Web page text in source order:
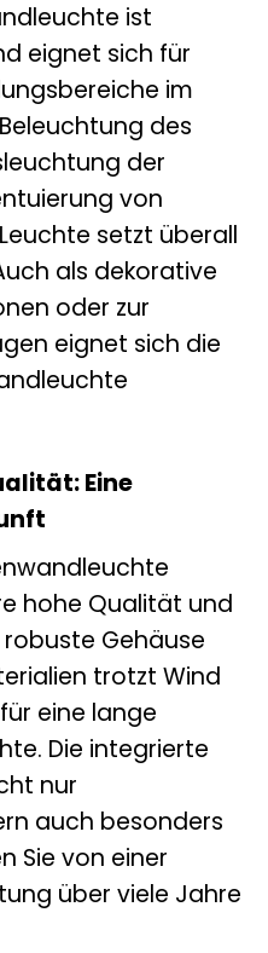
ist
eignet sich für
im
des
der
von
setzt überall
als dekorative
oder zur
eignet sich die
Eine
hohe Qualität und
Gehäuse
trotzt Wind
eine lange
Die integrierte
nur
auch besonders
Sie von einer
über viele Jahre